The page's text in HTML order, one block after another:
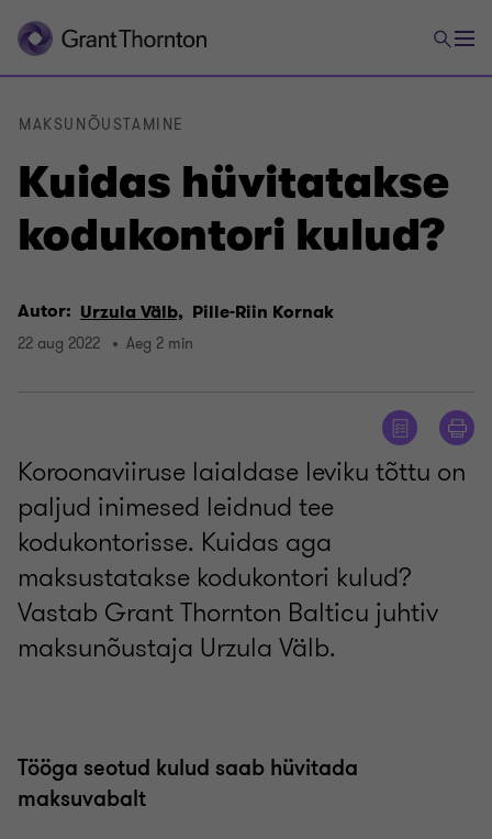
Kuidas hüvitatakse
kodukontori kulud?
MAKSUNÕUSTAMINE
Autor: Urzula Välb, Pille-Riin Kornak
22 aug 2022 Aeg 2 min
Koroonaviiruse laialdase leviku tõttu on
paljud inimesed leidnud tee
kodukontorisse. Kuidas aga
maksustatakse kodukontori kulud?
Vastab Grant Thornton Balticu juhtiv
maksunõustaja Urzula Välb.
Tööga seotud kulud saab hüvitada
maksuvabalt